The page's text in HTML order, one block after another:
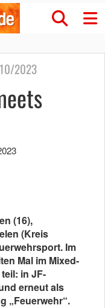
2023
(16),
(Kreis
Im
Mal im Mixed-
in JF-
erneut als
„Feuerwehr“.